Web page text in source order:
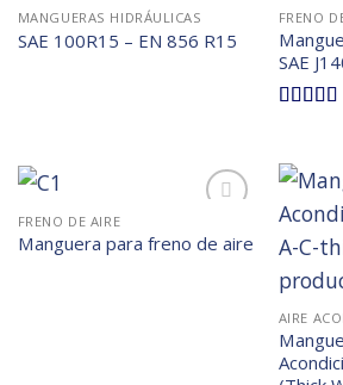
lista de
deseos
MANGUERAS HIDRÁULICAS
SAE 100R15 – EN 856 R15
FRENO
SAE
a la
FRENO DE AIRE
Manguera para freno de aire
AIRE